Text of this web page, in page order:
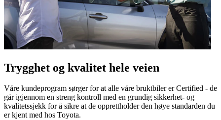
Trygghet og kvalitet hele veien
Våre kundeprogram sørger for at alle våre bruktbiler er Certified - de
går igjennom en streng kontroll med en grundig sikkerhet- og
kvalitetssjekk for å sikre at de opprettholder den høye standarden du
er kjent med hos Toyota.